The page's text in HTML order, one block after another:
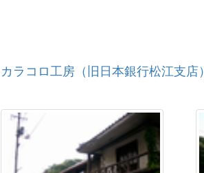
カラコロ工房（旧日本銀行松江支店